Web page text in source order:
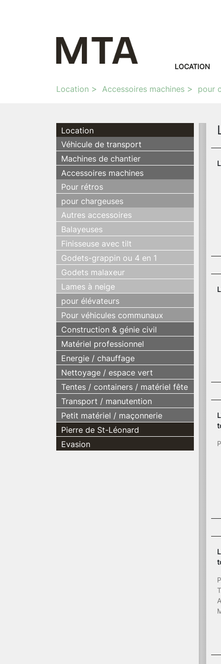
LOCATION
Location Accessoires machines pour
Location
Véhicule de transport
Machines de chantier
Accessoires machines
Pour rétros
pour chargeuses
Autres accessoires
Balayeuses
Finisseuse avec tilt
Godets-grappin ou 4 en 1
Godets malaxeur
Lames à neige
pour élévateurs
Pour véhicules communaux
Construction & génie civil
Matériel professionnel
Energie / chauffage
Nettoyage / espace vert
Tentes / containers / matériel fête
Transport / manutention
Petit matériel / maçonnerie
Pierre de St-Léonard
Evasion